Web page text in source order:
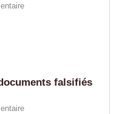
falsifiés